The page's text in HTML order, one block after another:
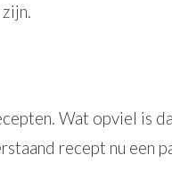
Wat opviel is
recept nu een